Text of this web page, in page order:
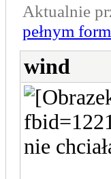
Aktualnie
pełnym
wind
nie